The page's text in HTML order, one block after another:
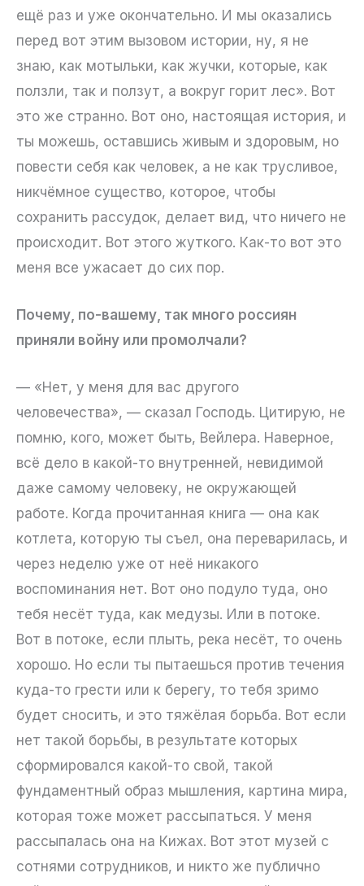
ещё раз и уже окончательно. И мы оказались
перед вот этим вызовом истории, ну, я не
знаю, как мотыльки, как жучки, которые, как
ползли, так и ползут, а вокруг горит лес». Вот
это же странно. Вот оно, настоящая история, и
ты можешь, оставшись живым и здоровым, но
повести себя как человек, а не как трусливое,
никчёмное существо, которое, чтобы
сохранить рассудок, делает вид, что ничего не
происходит. Вот этого жуткого. Как-то вот это
меня все ужасает до сих пор.
Почему, по-вашему, так много россиян
приняли войну или промолчали?
— «Нет, у меня для вас другого
человечества», — сказал Господь. Цитирую, не
помню, кого, может быть, Вейлера. Наверное,
всё дело в какой-то внутренней, невидимой
даже самому человеку, не окружающей
работе. Когда прочитанная книга — она как
котлета, которую ты съел, она переварилась, и
через неделю уже от неё никакого
воспоминания нет. Вот оно подуло туда, оно
тебя несёт туда, как медузы. Или в потоке.
Вот в потоке, если плыть, река несёт, то очень
хорошо. Но если ты пытаешься против течения
куда-то грести или к берегу, то тебя зримо
будет сносить, и это тяжёлая борьба. Вот если
нет такой борьбы, в результате которых
сформировался какой-то свой, такой
фундаментный образ мышления, картина мира,
которая тоже может рассыпаться. У меня
рассыпалась она на Кижах. Вот этот музей с
сотнями сотрудников, и никто же публично